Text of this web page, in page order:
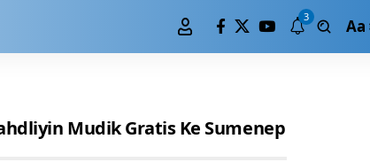
3 Aa
Mudik Gratis Ke Sumenep